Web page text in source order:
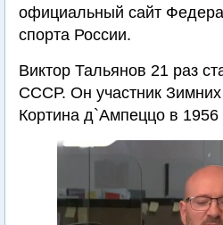
официальный сайт
спорта России.
Виктор Тальянов 21 раз
СССР. Он участник Зимних
Кортина д`Ампеццо в 1956